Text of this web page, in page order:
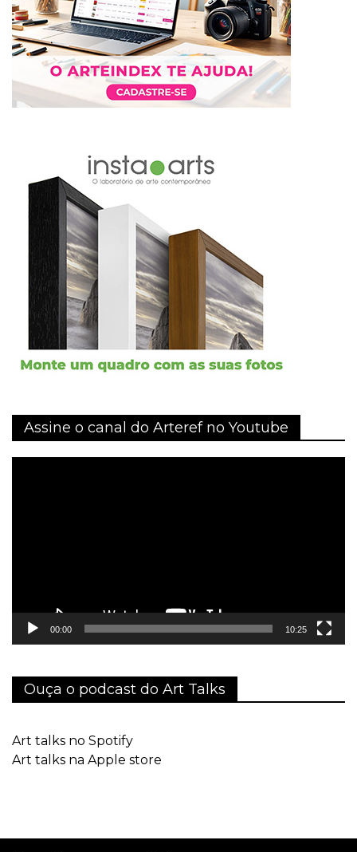
Assine o canal do Arteref no Youtube
00:00 10:25
Ouça o podcast do Art Talks
Art talks no Spotify
Art talks na Apple store